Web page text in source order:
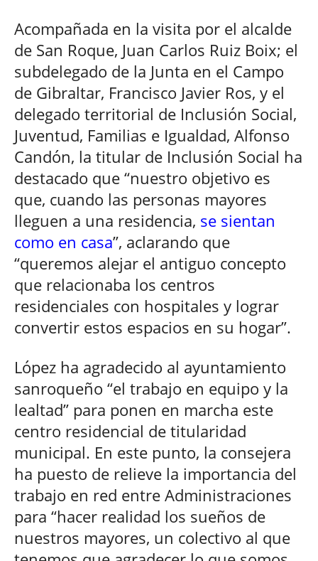
Acompañada en la visita por el alcalde
de San Roque, Juan Carlos Ruiz Boix; el
subdelegado de la Junta en el Campo
de Gibraltar, Francisco Javier Ros, y el
delegado territorial de Inclusión Social,
Juventud, Familias e Igualdad, Alfonso
Candón, la titular de Inclusión Social ha
destacado que “nuestro objetivo es
que, cuando las personas mayores
lleguen a una residencia, se sientan
como en casa”, aclarando que
“queremos alejar el antiguo concepto
que relacionaba los centros
residenciales con hospitales y lograr
convertir estos espacios en su hogar”.
López ha agradecido al ayuntamiento
sanroqueño “el trabajo en equipo y la
lealtad” para ponen en marcha este
centro residencial de titularidad
municipal. En este punto, la consejera
ha puesto de relieve la importancia del
trabajo en red entre Administraciones
para “hacer realidad los sueños de
nuestros mayores, un colectivo al que